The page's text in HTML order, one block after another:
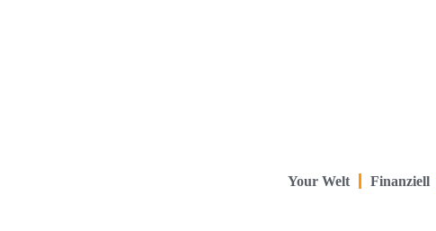
Your Welt Finanziell